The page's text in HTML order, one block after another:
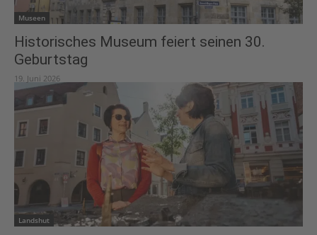
Museen
Historisches Museum feiert seinen 30.
Geburtstag
19. Juni 2026
Landshut